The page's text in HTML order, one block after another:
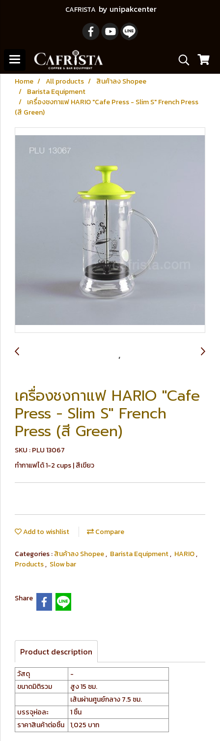
CAFRISTA by unipakcenter
Home All products
สินค้าลง Shopee
Barista Equipment
เครื่องชงกาแฟ HARIO "Cafe Press - Slim S" French Press
(สี Green)
เครื่องชงกาแฟ HARIO "Cafe
Press - Slim S" French
Press (สี Green)
SKU : PLU 13067
ทำกาแฟได้ 1-2 cups | สีเขียว
Add to wishlist Compare
Categories :สินค้าลง Shopee, Barista Equipment, HARIO,
Products, Slow bar
Share
Product description
วัสดุ
-
ขนาดมิติรวม
สูง 15 ซม.
เส้นผ่านศูนย์กลาง 7.5 ซม.
บรรจุห่อละ
1 ชิ้น
ราคาสินค้าต่อชิ้น 1,025 บาท